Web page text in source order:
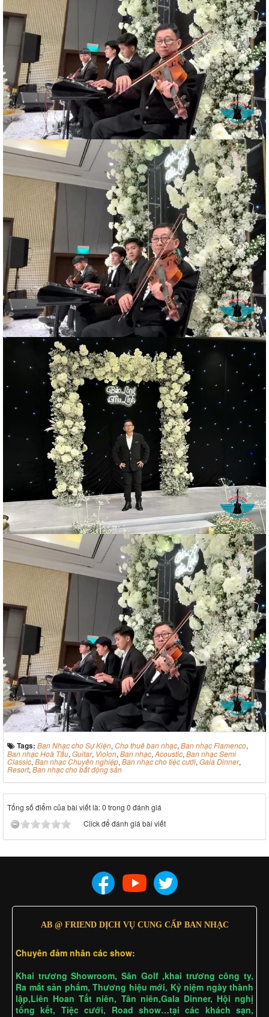
Tags: Ban Nhạc cho Sự Kiện, Cho thuê ban nhạc, Ban nhạc Flamenco,
Ban nhạc Hoà Tấu, Guitar, Violon, Ban nhạc, Acoustic, Ban nhạc Semi
Classic, Ban nhạc Chuyên nghiệp, Ban nhạc cho tiệc cưới, Gala Dinner,
Resort,Ban nhạc cho bất động sản
Tổng số điểm của bài viết là: 0 trong 0 đánh giá
Click để đánh giá bài viết
AB @ FRIEND DỊCH VỤ CUNG CẤP BAN NHẠC
Chuyên đảm nhân các show:
Khai trương Showroom, Sân Golf ,khai trương công ty,
Ra mắt sản phẩm, Thương hiệu mới, Kỷ niệm ngày thành
lập,Liên Hoan Tất niên, Tân niên,Gala Dinner, Hội nghị
tổng kết, Tiệc cưới, Road show…tại các khách sạn,